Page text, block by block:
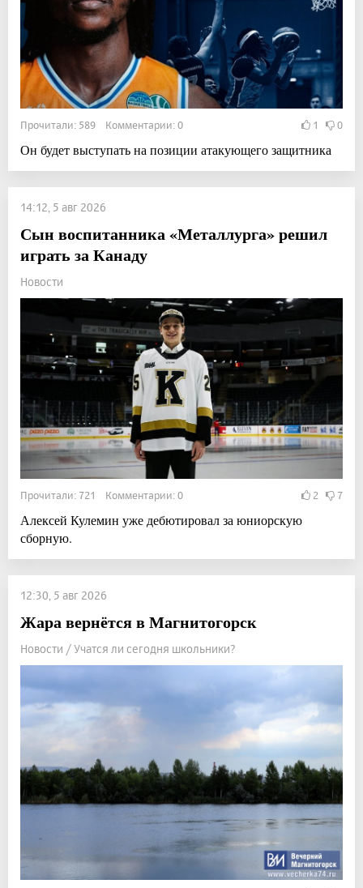
Прочитали: 589 Комментарии: 0 1 0
Он будет выступать на позиции атакующего защитника
14:12, 5 авг 2026
Сын воспитанника «Металлурга» решил
играть за Канаду
Новости
Прочитали: 721 Комментарии: 0 2 7
Алексей Кулемин уже дебютировал за юниорскую
сборную.
12:30, 5 авг 2026
Жара вернётся в Магнитогорск
Новости / Учатся ли сегодня школьники?